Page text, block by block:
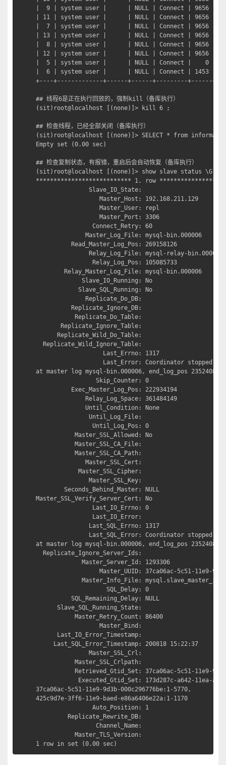
|  9 | system user |      | NULL | Connect | 9656 |
| 11 | system user |      | NULL | Connect | 9656 |
|  7 | system user |      | NULL | Connect | 9656 |
| 13 | system user |      | NULL | Connect | 9656 |
|  8 | system user |      | NULL | Connect | 9656 |
| 12 | system user |      | NULL | Connect | 9656 |
|  5 | system user |      | NULL | Connect |    0 |
|  6 | system user |      | NULL | Connect | 1453 |
+----+-------------+------+------+---------+------
## 线程6是正在执行回放的，强制kill（备库执行）
(sit)root@localhost [(none)]> kill 6 ;
## 检查线程，已经全部关闭（备库执行）
(sit)root@localhost [(none)]> SELECT * from
Empty set (0.00 sec)
## 检查复制状态，有报错，重启后会自动恢复（备库执行）
(sit)root@localhost [(none)]> show slave status \G
*************************** 1. row
Slave_IO_State:
Master_Host: 192.168.211.129
Master_User: repl
Master_Port: 3306
Connect_Retry: 60
Master_Log_File: mysql-bin.000006
Read_Master_Log_Pos: 269158126
Relay_Log_File: mysql-relay-bin.000007
Relay_Log_Pos: 105085733
Relay_Master_Log_File: mysql-bin.000006
Slave_IO_Running: No
Slave_SQL_Running: No
Replicate_Do_DB:
Replicate_Ignore_DB:
Replicate_Do_Table:
Replicate_Ignore_Table:
Replicate_Wild_Do_Table:
Replicate_Wild_Ignore_Table:
Last_Errno: 1317
Last_Error: Coordinator stopped because there
at master log mysql-bin.000006, end_log_pos
Skip_Counter: 0
Exec_Master_Log_Pos: 222934194
Relay_Log_Space: 361484149
Until_Condition: None
Until_Log_File:
Until_Log_Pos: 0
Master_SSL_Allowed: No
Master_SSL_CA_File:
Master_SSL_CA_Path:
Master_SSL_Cert:
Master_SSL_Cipher:
Master_SSL_Key:
Seconds_Behind_Master: NULL
Master_SSL_Verify_Server_Cert: No
Last_IO_Errno: 0
Last_IO_Error:
Last_SQL_Errno: 1317
Last_SQL_Error: Coordinator stopped because
at master log mysql-bin.000006, end_log_pos
Replicate_Ignore_Server_Ids:
Master_Server_Id: 1293306
Master_UUID: 37ca06ac-5c51-11e9-9d3b-
Master_Info_File: mysql.slave_master_info
SQL_Delay: 0
SQL_Remaining_Delay: NULL
Slave_SQL_Running_State:
Master_Retry_Count: 86400
Master_Bind:
Last_IO_Error_Timestamp:
Last_SQL_Error_Timestamp: 200818 15:22:37
Master_SSL_Crl:
Master_SSL_Crlpath:
Retrieved_Gtid_Set: 37ca06ac-5c51-11e9-9d3b-
Executed_Gtid_Set: 173d287c-a642-11ea-ae79-
37ca06ac-5c51-11e9-9d3b-000c296776be:1-5770,
425c9d7e-3ff6-11e9-baed-e86a6406e22a:1-1170
Auto_Position: 1
Replicate_Rewrite_DB:
Channel_Name:
Master_TLS_Version:
1 row in set (0.00 sec)